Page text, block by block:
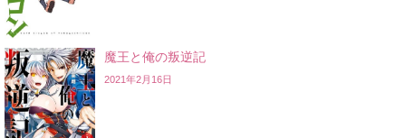
魔王と俺の叛逆記
2021年2月16日